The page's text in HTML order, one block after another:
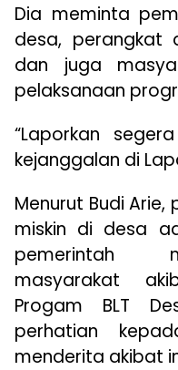
Dia meminta
desa, perangkat
dan juga
pelaksanaan
“Laporkan
kejanggalan di
Menurut Budi
miskin di desa
pemerintah
masyarakat
Progam BLT
perhatian
menderita akibat